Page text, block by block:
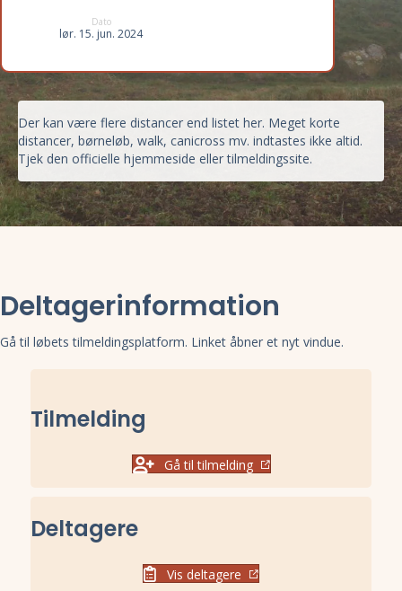
Dato
lør. 15. jun. 2024
Der kan være flere distancer end listet her. Meget korte
distancer, børneløb, walk, canicross mv. indtastes ikke altid.
Tjek den officielle hjemmeside eller tilmeldingssite.
Deltagerinformation
Gå til løbets tilmeldingsplatform. Linket åbner et nyt vindue.
Tilmelding
Gå til tilmelding
Deltagere
Vis deltagere